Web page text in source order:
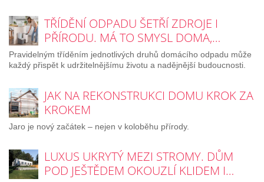
TŘÍDĚNÍ ODPADU ŠETŘÍ ZDROJE I
PŘÍRODU. MÁ TO SMYSL DOMA,…
Pravidelným tříděním jednotlivých druhů domácího odpadu může
každý přispět k udržitelnějšímu životu a nadějnější budoucnosti.
JAK NA REKONSTRUKCI DOMU KROK ZA
KROKEM
Jaro je nový začátek – nejen v koloběhu přírody.
LUXUS UKRYTÝ MEZI STROMY. DŮM
POD JEŠTĚDEM OKOUZLÍ KLIDEM I…